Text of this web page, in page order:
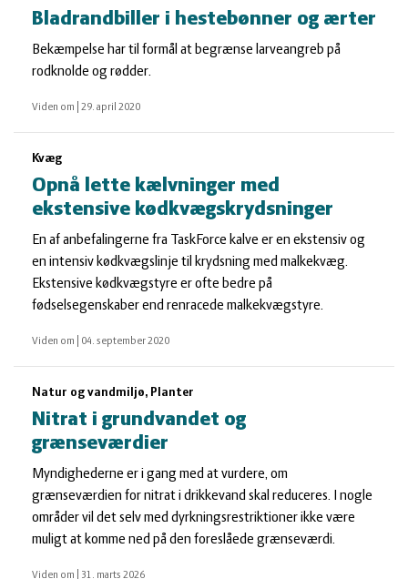
Bladrandbiller i hestebønner og ærter
Bekæmpelse har til formål at begrænse larveangreb på
rodknolde og rødder.
Viden om 29. april 2020
Kvæg
Opnå lette kælvninger med
ekstensive kødkvægskrydsninger
En af anbefalingerne fra TaskForce kalve er en ekstensiv og
en intensiv kødkvægslinje til krydsning med malkekvæg.
Ekstensive kødkvægstyre er ofte bedre på
fødselsegenskaber end renracede malkekvægstyre.
Viden om 04. september 2020
Natur og vandmiljø, Planter
Nitrat i grundvandet og
grænseværdier
Myndighederne er i gang med at vurdere, om
grænseværdien for nitrat i drikkevand skal reduceres. I nogle
områder vil det selv med dyrkningsrestriktioner ikke være
muligt at komme ned på den foreslåede grænseværdi.
Viden om 31. marts 2026